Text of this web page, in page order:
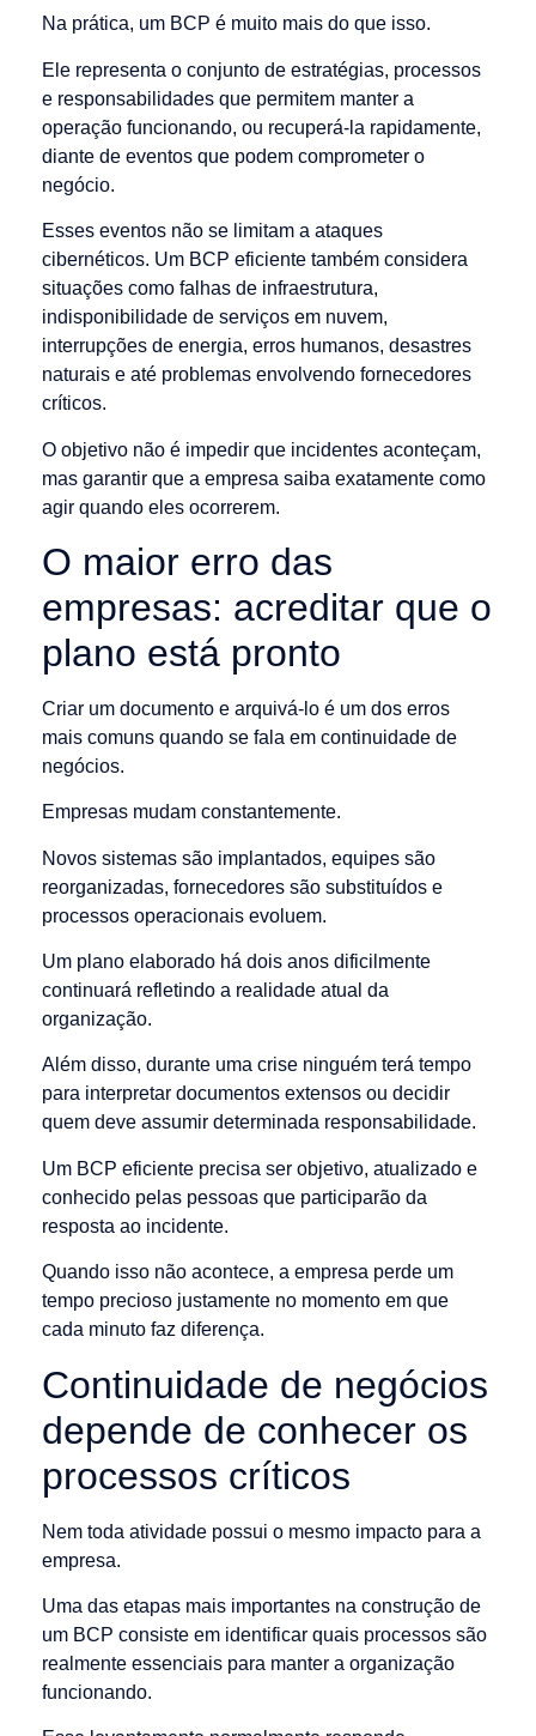
Na prática, um BCP é muito mais do que isso.
Ele representa o conjunto de estratégias, processos
e responsabilidades que permitem manter a
operação funcionando, ou recuperá-la rapidamente,
diante de eventos que podem comprometer o
negócio.
Esses eventos não se limitam a ataques
cibernéticos. Um BCP eficiente também considera
situações como falhas de infraestrutura,
indisponibilidade de serviços em nuvem,
interrupções de energia, erros humanos, desastres
naturais e até problemas envolvendo fornecedores
críticos.
O objetivo não é impedir que incidentes aconteçam,
mas garantir que a empresa saiba exatamente como
agir quando eles ocorrerem.
O maior erro das
empresas: acreditar que o
plano está pronto
Criar um documento e arquivá-lo é um dos erros
mais comuns quando se fala em continuidade de
negócios.
Empresas mudam constantemente.
Novos sistemas são implantados, equipes são
reorganizadas, fornecedores são substituídos e
processos operacionais evoluem.
Um plano elaborado há dois anos dificilmente
continuará refletindo a realidade atual da
organização.
Além disso, durante uma crise ninguém terá tempo
para interpretar documentos extensos ou decidir
quem deve assumir determinada responsabilidade.
Um BCP eficiente precisa ser objetivo, atualizado e
conhecido pelas pessoas que participarão da
resposta ao incidente.
Quando isso não acontece, a empresa perde um
tempo precioso justamente no momento em que
cada minuto faz diferença.
Continuidade de negócios
depende de conhecer os
processos críticos
Nem toda atividade possui o mesmo impacto para a
empresa.
Uma das etapas mais importantes na construção de
um BCP consiste em identificar quais processos são
realmente essenciais para manter a organização
funcionando.